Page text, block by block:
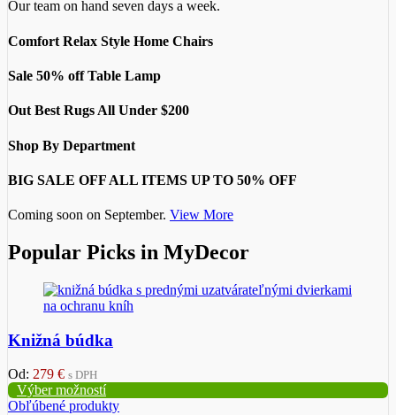
Our team on hand seven days a week.
Comfort Relax Style Home Chairs
Sale 50% off Table Lamp
Out Best Rugs All Under $200
Shop By Department
BIG SALE OFF ALL ITEMS UP TO 50% OFF
Coming soon on September. View More
Popular Picks in MyDecor
Knižná búdka
Od: 279 € s DPH
Výber možností
Obľúbené produkty